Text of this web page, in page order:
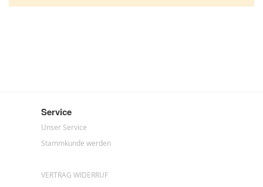
Service
Unser Service
Stammkunde werden
VERTRAG WIDERRUF